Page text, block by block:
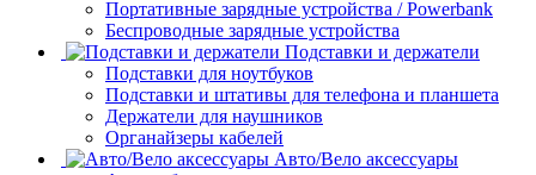
Портативные зарядные устройства / Powerbank
Беспроводные зарядные устройства
Подставки и держатели
Подставки для ноутбуков
Подставки и штативы для телефона и планшета
Держатели для наушников
Органайзеры кабелей
Авто/Вело аксессуары